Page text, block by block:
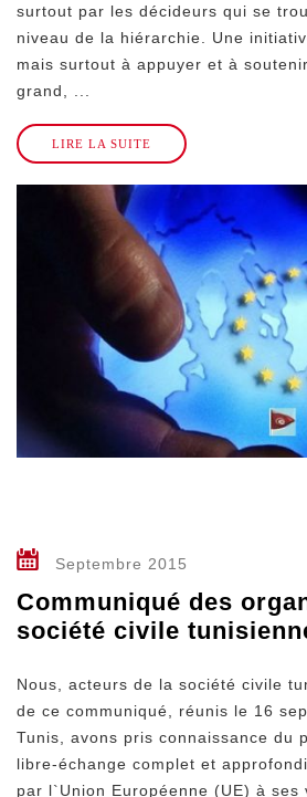
surtout par les décideurs qui se
niveau de la hiérarchie. Une
mais surtout à appuyer et à
grand, ...
LIRE LA SUITE
Septembre 2015
Communiqué des
société civile
Nous, acteurs de la société civile
de ce communiqué, réunis le 16
Tunis, avons pris connaissance du
libre-échange complet et
par l`Union Européenne (UE) à ses